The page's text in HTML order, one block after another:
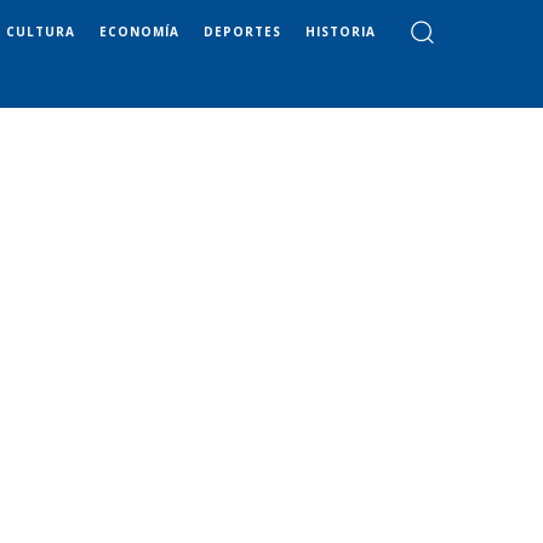
CULTURA ECONOMÍA DEPORTES HISTORIA